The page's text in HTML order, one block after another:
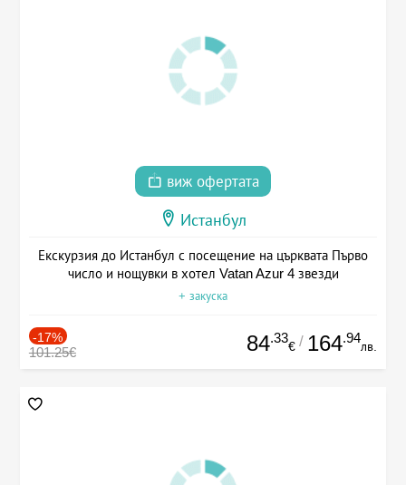
виж офертата
Истанбул
Екскурзия до Истанбул с посещение на църквата Първо
число и нощувки в хотел Vatan Azur 4 звезди
+ закуска
-17%
101.25€ 84.33
€ / 164.94
лв.